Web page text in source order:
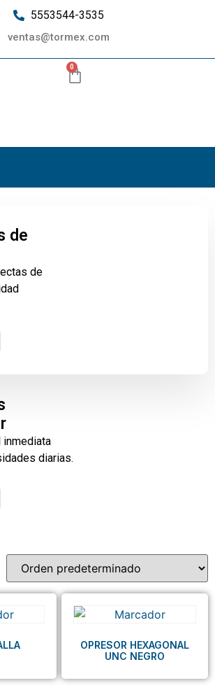
5553544-3535
ventas@tormex.com
0
de
de
inmediata
diarias.
OPRESOR HEXAGONAL
UNC NEGRO